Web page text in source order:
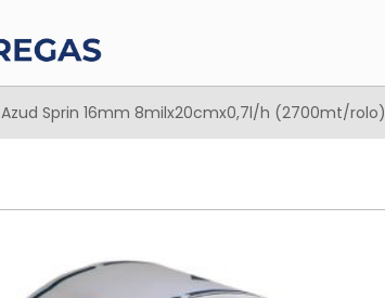
Azud Sprin 16mm 8milx20cmx0,7l/h (2700mt/rolo)